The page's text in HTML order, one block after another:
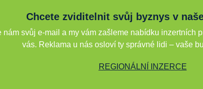
Chcete zviditelnit svůj byznys v
nám svůj e-mail a my vám zašleme nabídku inzertních
vás. Reklama u nás osloví ty správné lidi – vaše
REGIONÁLNÍ INZERCE